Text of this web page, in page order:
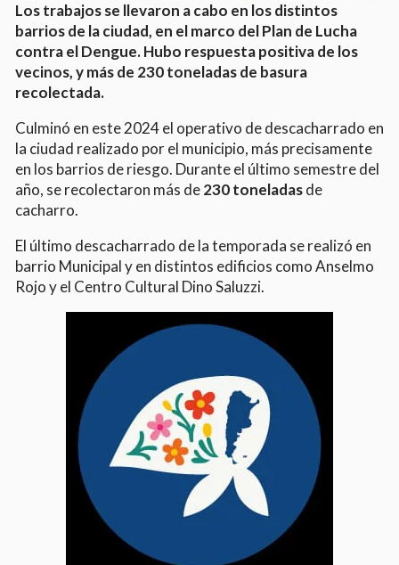
Los trabajos se llevaron a cabo en los distintos
barrios de la ciudad, en el marco del Plan de Lucha
contra el Dengue. Hubo respuesta positiva de los
vecinos, y más de 230 toneladas de basura
recolectada.
Culminó en este 2024 el operativo de descacharrado en
la ciudad realizado por el municipio, más precisamente
en los barrios de riesgo. Durante el último semestre del
año, se recolectaron más de230 toneladasde
cacharro.
El último descacharrado de la temporada se realizó en
barrio Municipal y en distintos edificios como Anselmo
Rojo y el Centro Cultural Dino Saluzzi.